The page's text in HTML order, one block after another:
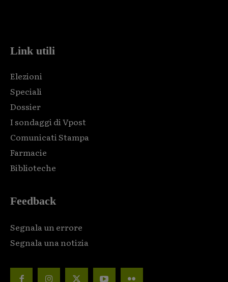
Link utili
Elezioni
Speciali
Dossier
I sondaggi di Vpost
Comunicati Stampa
Farmacie
Biblioteche
Feedback
Segnala un errore
Segnala una notizia